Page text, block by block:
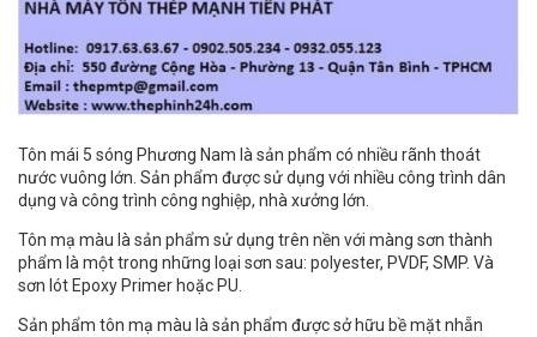
Tôn mái 5 sóng Phương Nam là sản phẩm có nhiều rãnh thoát
nước vuông lớn. Sản phẩm được sử dụng với nhiều công trình dân
dụng và công trình công nghiệp, nhà xưởng lớn.
Tôn mạ màu là sản phẩm sử dụng trên nền với màng sơn thành
phẩm là một trong những loại sơn sau: polyester, PVDF, SMP. Và
sơn lót Epoxy Primer hoặc PU.
Sản phẩm tôn mạ màu là sản phẩm được sở hữu bề mặt nhẵn